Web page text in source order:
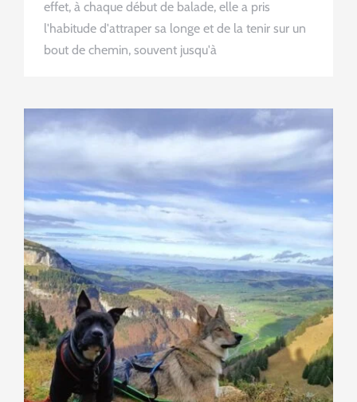
effet, à chaque début de balade, elle a pris
l'habitude d'attraper sa longe et de la tenir sur un
bout de chemin, souvent jusqu'à